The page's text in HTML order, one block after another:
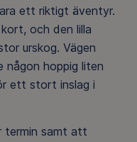
ett riktigt äventyr.
och den lilla
urskog. Vägen
någon hoppig liten
ett stort inslag i
termin samt att